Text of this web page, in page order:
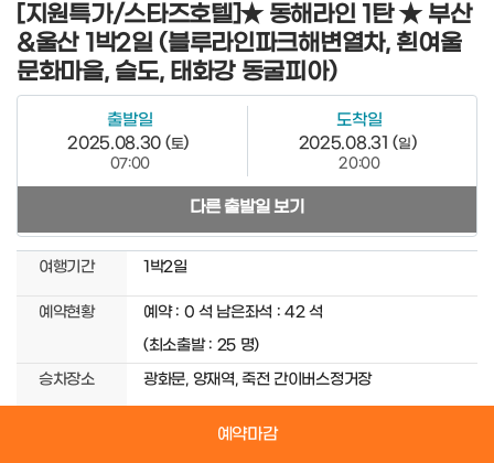
[지원특가/스타즈호텔]★ 동해라인 1탄 ★ 부산
&울산 1박2일 (블루라인파크해변열차, 흰여울
문화마을, 슬도, 태화강 동굴피아)
출발일
2025.08.30 (토)
07:00
도착일
2025.08.31 (일)
20:00
다른 출발일 보기
여행기간 1박2일
예약현황 예약 : 0 석 남은좌석 :42석
(최소출발 : 25 명)
승차장소
광화문, 양재역, 죽전 간이버스정거장
예약마감